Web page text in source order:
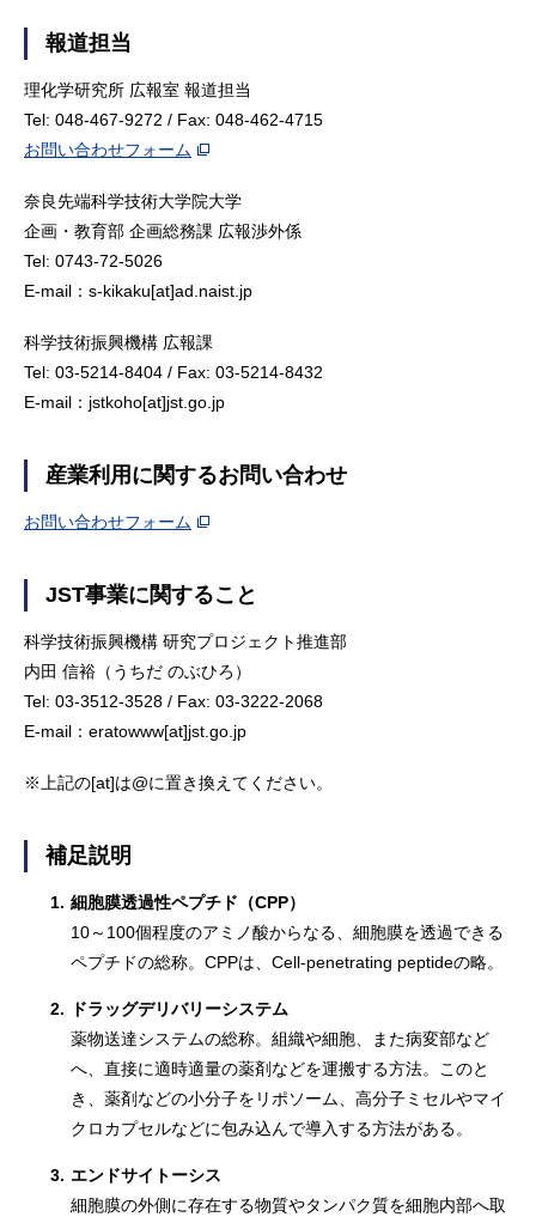
報道担当
理化学研究所 広報室 報道担当
Tel: 048-467-9272 / Fax: 048-462-4715
お問い合わせフォーム
奈良先端科学技術大学院大学
企画・教育部 企画総務課 広報渉外係
Tel: 0743-72-5026
E-mail：s-kikaku[at]ad.naist.jp
科学技術振興機構 広報課
Tel: 03-5214-8404 / Fax: 03-5214-8432
E-mail：jstkoho[at]jst.go.jp
産業利用に関するお問い合わせ
お問い合わせフォーム
JST事業に関すること
科学技術振興機構 研究プロジェクト推進部
内田 信裕（うちだ のぶひろ）
Tel: 03-3512-3528 / Fax: 03-3222-2068
E-mail：eratowww[at]jst.go.jp
※上記の[at]は@に置き換えてください。
補足説明
1. 細胞膜透過性ペプチド（CPP）
10～100個程度のアミノ酸からなる、細胞膜を透過できる
ペプチドの総称。CPPは、Cell-penetrating peptideの略。
2.
ドラッグデリバリーシステム
薬物送達システムの総称。組織や細胞、また病変部など
へ、直接に適時適量の薬剤などを運搬する方法。このと
き、薬剤などの小分子をリポソーム、高分子ミセルやマイ
クロカプセルなどに包み込んで導入する方法がある。
3. エンドサイトーシス
細胞膜の外側に存在する物質やタンパク質を細胞内部へ取